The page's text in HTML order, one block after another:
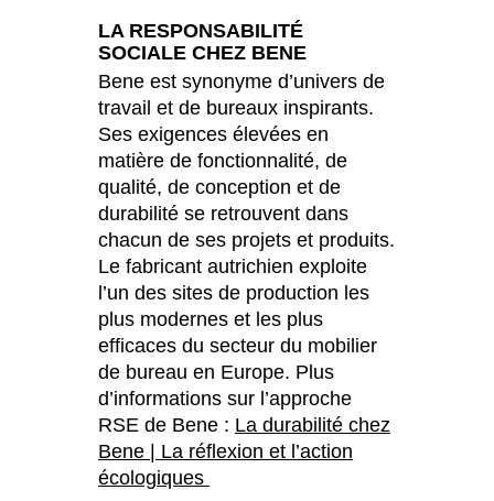
LA RESPONSABILITÉ
SOCIALE CHEZ BENE
Bene est synonyme d’univers de
travail et de bureaux inspirants.
Ses exigences élevées en
matière de fonctionnalité, de
qualité, de conception et de
durabilité se retrouvent dans
chacun de ses projets et produits.
Le fabricant autrichien exploite
l’un des sites de production les
plus modernes et les plus
efficaces du secteur du mobilier
de bureau en Europe. Plus
d’informations sur l’approche
RSE de Bene : La durabilité chez
Bene | La réflexion et l’action
écologiques